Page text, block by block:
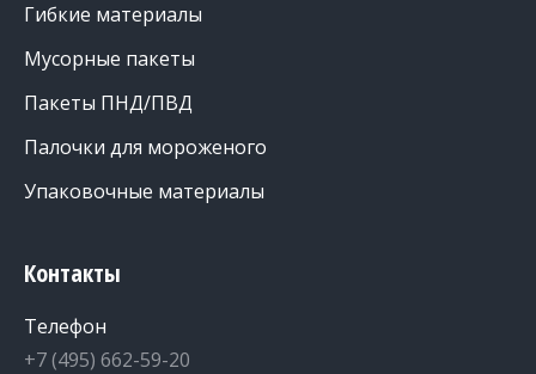
Гибкие материалы
Мусорные пакеты
Пакеты ПНД/ПВД
Палочки для мороженого
Упаковочные материалы
Контакты
Телефон
+7 (495) 662-59-20